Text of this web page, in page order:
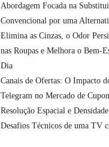
Abordagem Focada na
Convencional por uma
Elimina as Cinzas, o Odor
nas Roupas e Melhora o Bem-
Dia
Canais de Ofertas: O Impacto
Telegram no Mercado de
Resolução Espacial e
Desafios Técnicos de uma TV